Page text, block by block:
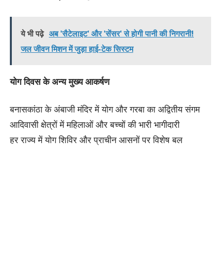
ये भी पढ़े अब 'सैटेलाइट' और 'सेंसर' से होगी पानी की निगरानी!
जल जीवन मिशन में जुड़ा हाई-टेक सिस्टम
योग दिवस के अन्य मुख्य आकर्षण
बनासकांठा के अंबाजी मंदिर में योग और गरबा का अद्वितीय संगम
आदिवासी क्षेत्रों में महिलाओं और बच्चों की भारी भागीदारी
हर राज्य में योग शिविर और प्राचीन आसनों पर विशेष बल